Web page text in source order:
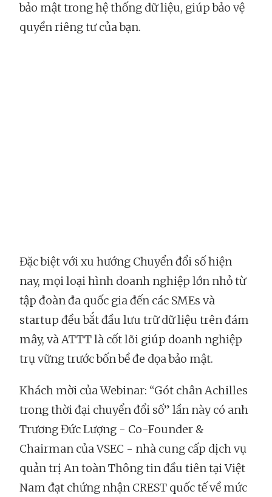
bảo mật trong hệ thống dữ liệu, giúp bảo vệ
quyền riêng tư của bạn.
Đặc biệt với xu hướng Chuyển đổi số hiện
nay, mọi loại hình doanh nghiệp lớn nhỏ từ
tập đoàn đa quốc gia đến các SMEs và
startup đều bắt đầu lưu trữ dữ liệu trên đám
mây, và ATTT là cốt lõi giúp doanh nghiệp
trụ vững trước bốn bề đe dọa bảo mật.
Khách mời của Webinar: “Gót chân Achilles
trong thời đại chuyển đổi số” lần này có anh
Trương Đức Lượng - Co-Founder &
Chairman của VSEC - nhà cung cấp dịch vụ
quản trị An toàn Thông tin đầu tiên tại Việt
Nam đạt chứng nhận CREST quốc tế về mức